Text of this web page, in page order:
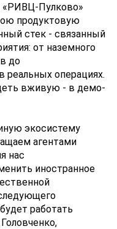
Пулково»
продуктовую
стек - связанный
от наземного
до
реальных операциях.
вживую - в демо-
экосистему
агентами
нас
иностранное
работать